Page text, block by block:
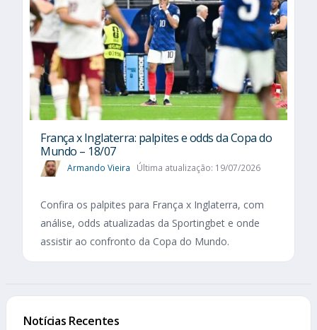
França x Inglaterra: palpites e odds da Copa do
Mundo – 18/07
Armando Vieira Última atualização: 19/07/2026
Confira os palpites para França x Inglaterra, com
análise, odds atualizadas da Sportingbet e onde
assistir ao confronto da Copa do Mundo.
Notícias Recentes